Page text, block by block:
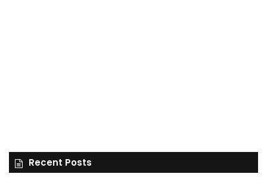
Recent Posts